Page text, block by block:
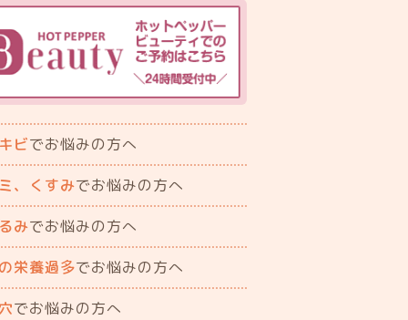
ビでお悩みの方へ
、くすみでお悩みの方へ
みでお悩みの方へ
栄養過多でお悩みの方へ
でお悩みの方へ